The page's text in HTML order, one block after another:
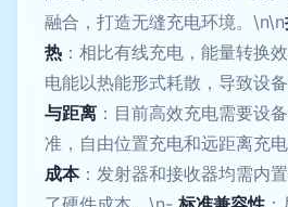
融合，打造无缝充电环境。\n\n
热 ：相比有线充电，能量转换
电能以热能形式耗散，导致设
与距离 ：目前高效充电需要设
准，自由位置充电和远距离充
成本：发射器和接收器均需内